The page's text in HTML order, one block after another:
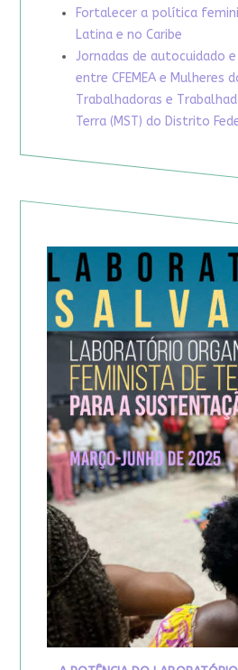
Fortalecer a política
Latina e no Caribe
Jornadas de autocuidado
entre CFEMEA e Mulheres
Trabalhadoras e
Terra (MST) do Distrito